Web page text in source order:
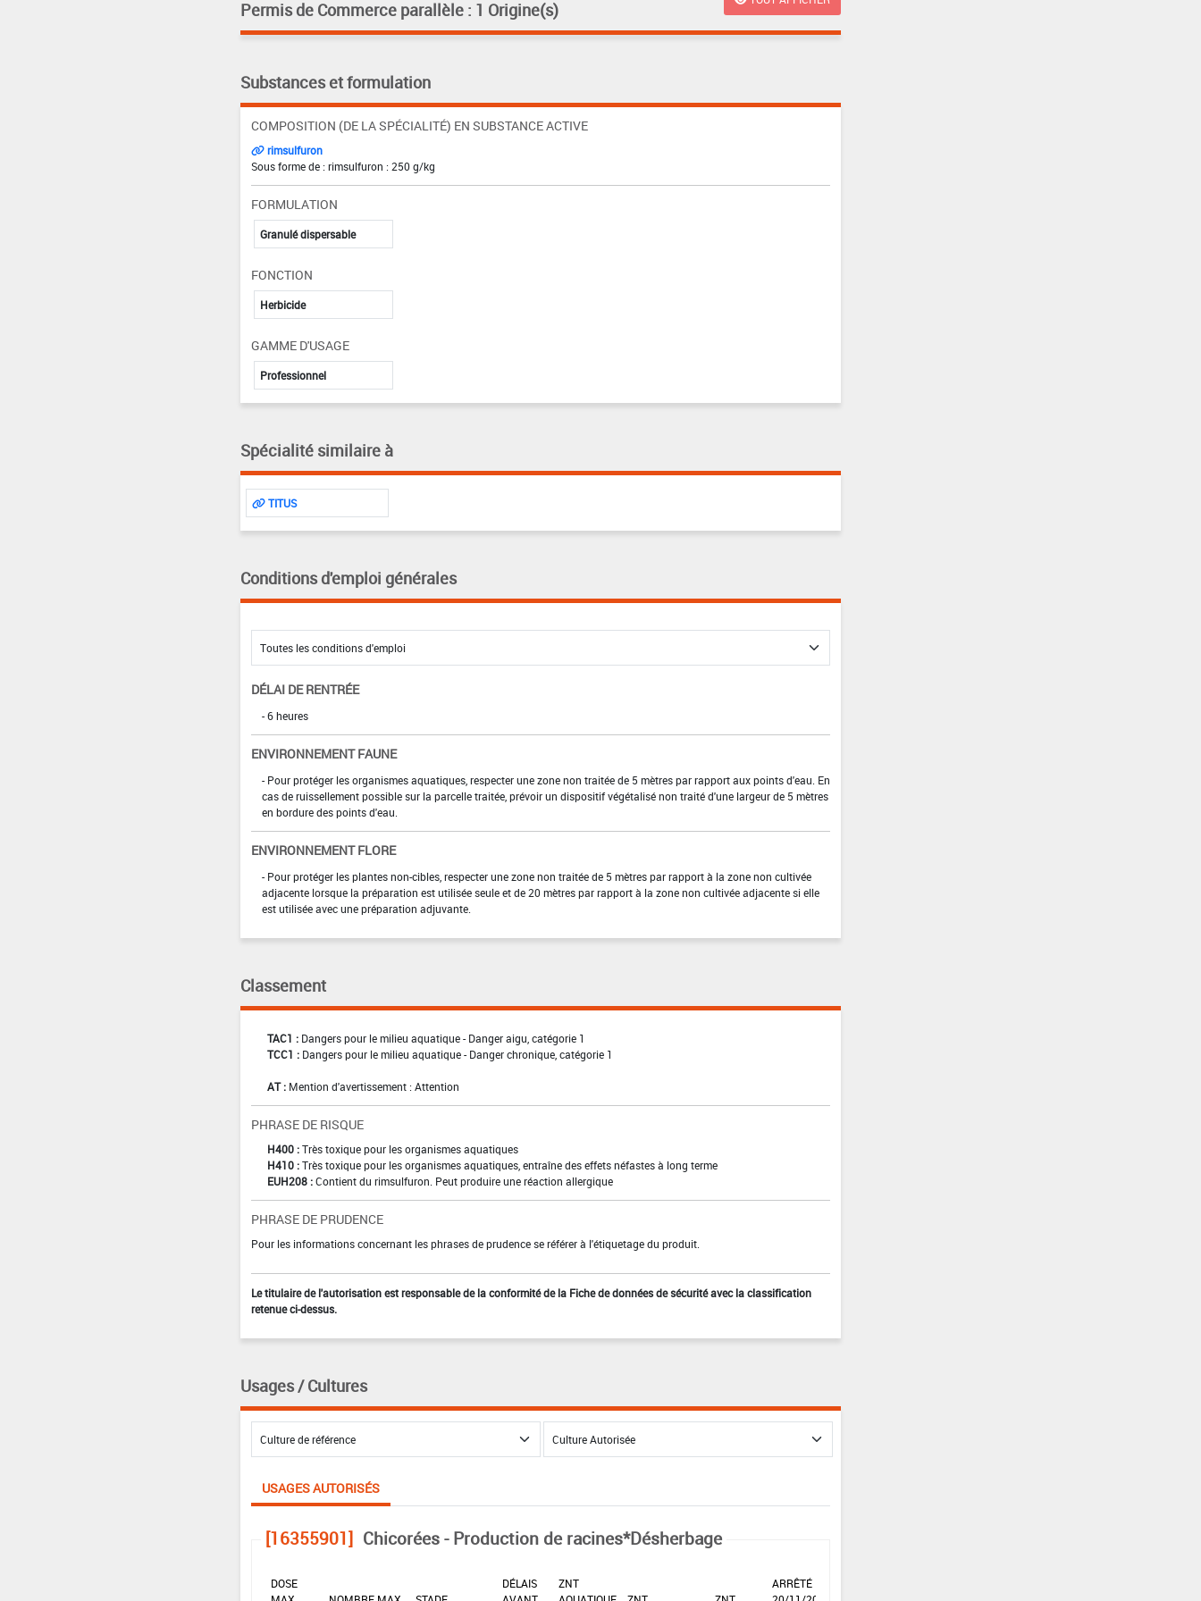
Permis de Commerce parallèle : 1 Origine(s)
Substances et formulation
COMPOSITION (DE LA SPÉCIALITÉ) EN SUBSTANCE ACTIVE
rimsulfuron
Sous forme de : rimsulfuron : 250 g/kg
FORMULATION
Granulé dispersable
FONCTION
Herbicide
GAMME D'USAGE
Professionnel
Spécialité similaire à
TITUS
Conditions d'emploi générales
DÉLAI DE RENTRÉE
- 6 heures
ENVIRONNEMENT FAUNE
- Pour protéger les organismes aquatiques, respecter une zone non traitée de 5 mètres par rapport aux points d'eau. En
cas de ruissellement possible sur la parcelle traitée, prévoir un dispositif végétalisé non traité d'une largeur de 5 mètres
en bordure des points d'eau.
ENVIRONNEMENT FLORE
- Pour protéger les plantes non-cibles, respecter une zone non traitée de 5 mètres par rapport à la zone non cultivée
adjacente lorsque la préparation est utilisée seule et de 20 mètres par rapport à la zone non cultivée adjacente si elle
est utilisée avec une préparation adjuvante.
Classement
TAC1 : Dangers pour le milieu aquatique - Danger aigu, catégorie 1
TCC1 : Dangers pour le milieu aquatique - Danger chronique, catégorie 1
AT : Mention d'avertissement : Attention
PHRASE DE RISQUE
H400 : Très toxique pour les organismes aquatiques
H410 : Très toxique pour les organismes aquatiques, entraîne des effets néfastes à long terme
EUH208 : Contient du rimsulfuron. Peut produire une réaction allergique
PHRASE DE PRUDENCE
Pour les informations concernant les phrases de prudence se référer à l'étiquetage du produit.
Le titulaire de l'autorisation est responsable de la conformité de la Fiche de données de sécurité avec la classification
retenue ci-dessus.
Usages / Cultures
USAGES AUTORISÉS
[16355901] Chicorées - Production de racines*Désherbage
DOSE
DÉLAIS
ZNT
ARRÊTÉ DU